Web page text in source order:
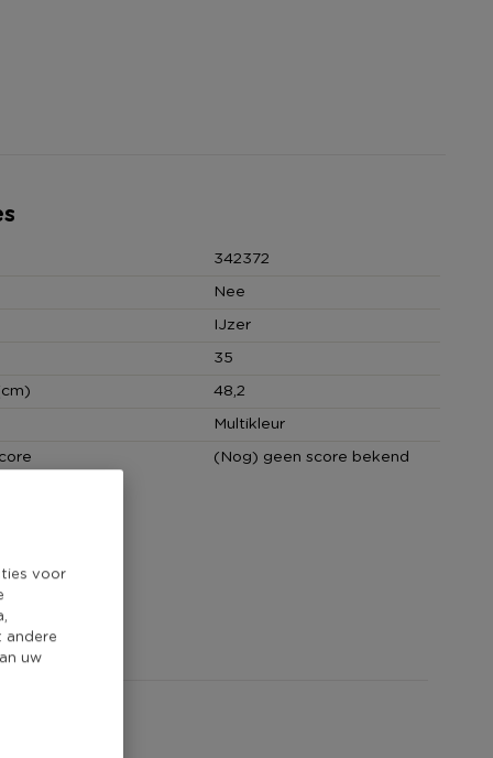
voor
andere
uw
342372
Nee
IJzer
35
48,2
Multikleur
(Nog) geen score bekend